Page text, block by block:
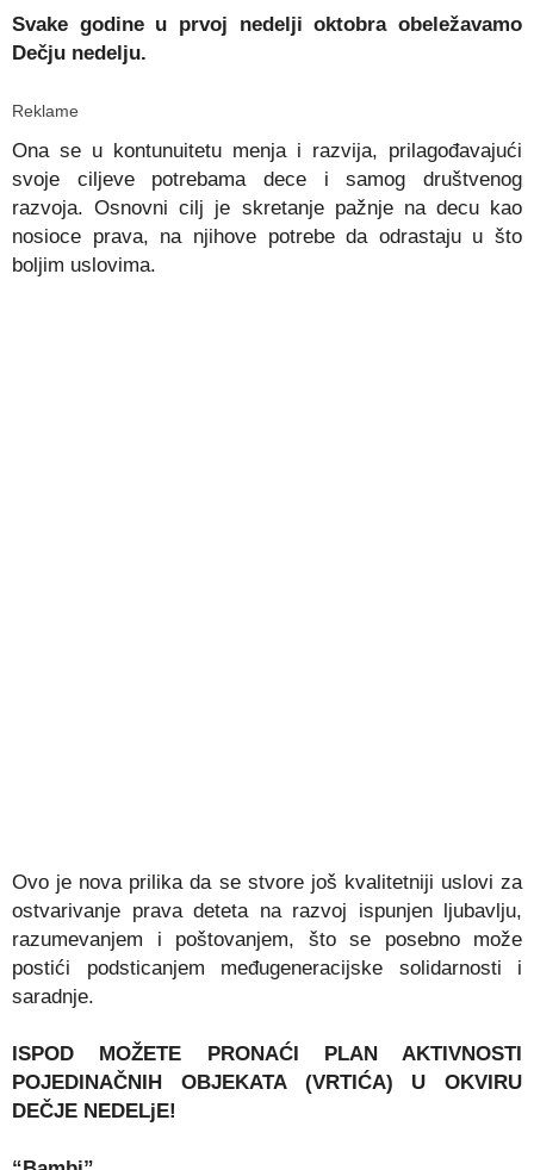
Svake godine u prvoj nedelji oktobra obeležavamo
Dečju nedelju.
Reklame
Ona se u kontunuitetu menja i razvija, prilagođavajući
svoje ciljeve potrebama dece i samog društvenog
razvoja. Osnovni cilj je skretanje pažnje na decu kao
nosioce prava, na njihove potrebe da odrastaju u što
boljim uslovima.
Ovo je nova prilika da se stvore još kvalitetniji uslovi za
ostvarivanje prava deteta na razvoj ispunjen ljubavlju,
razumevanjem i poštovanjem, što se posebno može
postići podsticanjem međugeneracijske solidarnosti i
saradnje.
ISPOD MOŽETE PRONAĆI PLAN AKTIVNOSTI
POJEDINAČNIH OBJEKATA (VRTIĆA) U OKVIRU
DEČJE NEDELjE!